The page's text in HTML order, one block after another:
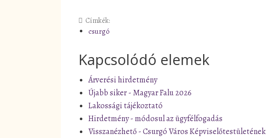
Címkék:
csurgó
Kapcsolódó elemek
Árverési hirdetmény
Újabb siker - Magyar Falu 2026
Lakossági tájékoztató
Hirdetmény - módosul az ügyfélfogadás
Visszanézhető - Csurgó Város Képviselőtestületének